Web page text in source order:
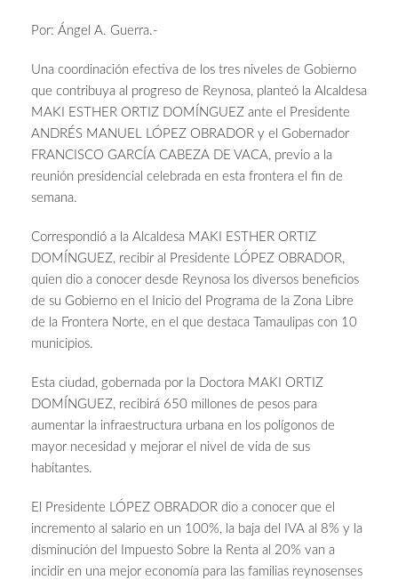
Por: Ángel A. Guerra.-
Una coordinación efectiva de los tres niveles de Gobierno
que contribuya al progreso de Reynosa, planteó la Alcaldesa
MAKI ESTHER ORTIZ DOMÍNGUEZ ante el Presidente
ANDRÉS MANUEL LÓPEZ OBRADOR y el Gobernador
FRANCISCO GARCÍA CABEZA DE VACA, previo a la
reunión presidencial celebrada en esta frontera el fin de
semana.
Correspondió a la Alcaldesa MAKI ESTHER ORTIZ
DOMÍNGUEZ, recibir al Presidente LÓPEZ OBRADOR,
quien dio a conocer desde Reynosa los diversos beneficios
de su Gobierno en el Inicio del Programa de la Zona Libre
de la Frontera Norte, en el que destaca Tamaulipas con 10
municipios.
Esta ciudad, gobernada por la Doctora MAKI ORTIZ
DOMÍNGUEZ, recibirá 650 millones de pesos para
aumentar la infraestructura urbana en los polígonos de
mayor necesidad y mejorar el nivel de vida de sus
habitantes.
El Presidente LÓPEZ OBRADOR dio a conocer que el
incremento al salario en un 100%, la baja del IVA al 8% y la
disminución del Impuesto Sobre la Renta al 20% van a
incidir en una mejor economía para las familias reynosenses